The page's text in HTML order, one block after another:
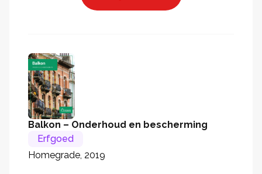
Balkon – Onderhoud en bescherming
Erfgoed
Homegrade, 2019